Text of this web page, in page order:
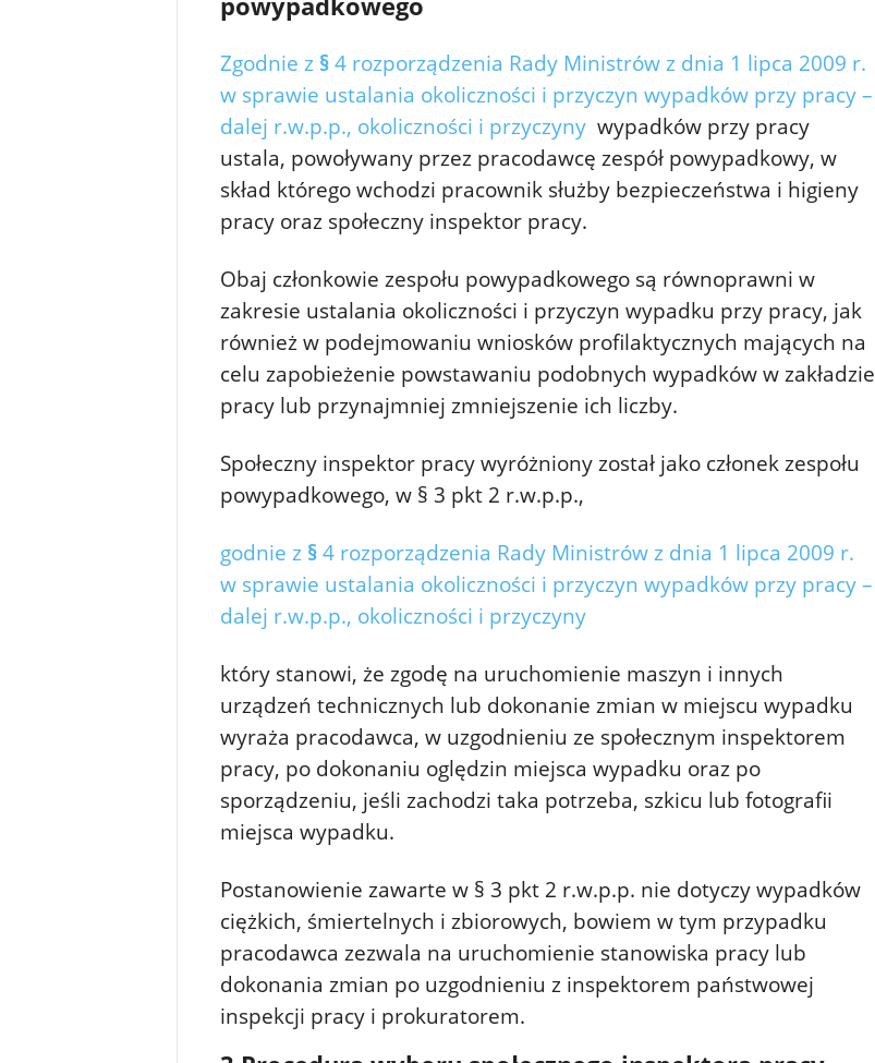
Zgodnie z §4 rozporządzenia Rady Ministrów z dnia 1 lipca 2009 r.
w sprawie ustalania okoliczności i przyczyn wypadków przy pracy –
dalej r.w.p.p., okoliczności i przyczynywypadków przy pracy
ustala, powoływany przez pracodawcę zespół powypadkowy, w
skład którego wchodzi pracownik służby bezpieczeństwa i higieny
pracy oraz społeczny inspektor pracy.
Obaj członkowie zespołu powypadkowego są równoprawni w
zakresie ustalania okoliczności i przyczyn wypadku przy pracy, jak
również w podejmowaniu wniosków profilaktycznych mających na
celu zapobieżenie powstawaniu podobnych wypadków w zakładzie
pracy lub przynajmniej zmniejszenie ich liczby.
Społeczny inspektor pracy wyróżniony został jako członek zespołu
powypadkowego, w § 3 pkt 2 r.w.p.p.,
godnie z §4 rozporządzenia Rady Ministrów z dnia 1 lipca 2009 r.
w sprawie ustalania okoliczności i przyczyn wypadków przy pracy –
dalej r.w.p.p., okoliczności i przyczyny
który stanowi, że zgodę na uruchomienie maszyn i innych
urządzeń technicznych lub dokonanie zmian w miejscu wypadku
wyraża pracodawca, w uzgodnieniu ze społecznym inspektorem
pracy, po dokonaniu oględzin miejsca wypadku oraz po
sporządzeniu, jeśli zachodzi taka potrzeba, szkicu lub fotografii
miejsca wypadku.
Postanowienie zawarte w § 3 pkt 2 r.w.p.p. nie dotyczy wypadków
ciężkich, śmiertelnych i zbiorowych, bowiem w tym przypadku
pracodawca zezwala na uruchomienie stanowiska pracy lub
dokonania zmian po uzgodnieniu z inspektorem państwowej
inspekcji pracy i prokuratorem.